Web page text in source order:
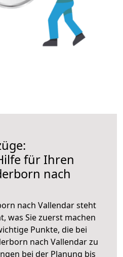
für Ihren
nach
nach Vallendar steht
was Sie zuerst machen
Punkte, die bei
nach Vallendar zu
bei der Planung bis